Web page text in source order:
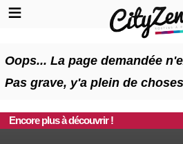
Oops... La page demandée
Pas grave, y'a plein de
Encore plus à découvrir !